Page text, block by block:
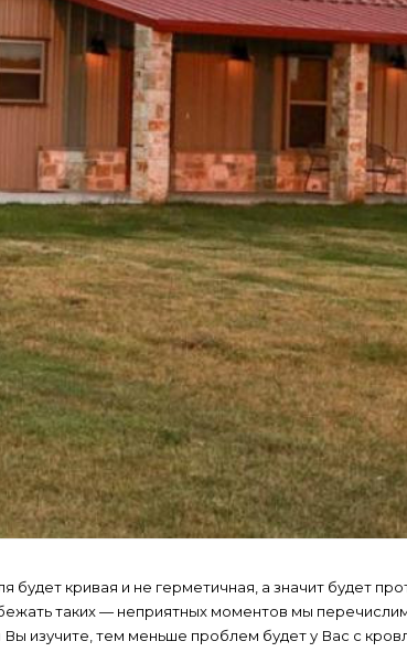
кривая и не герметичная, а значит будет
таких — неприятных моментов мы
изучите, тем меньше проблем будет у Вас с